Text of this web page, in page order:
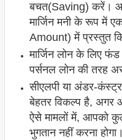
बचत(Saving) करें।
मार्जिन मनी के रूप में
Amount) में प्रस्तुत
मार्जिन लोन के लिए
पर्सनल लोन की तरह
सीएलपी या अंडर-
बेहतर विकल्प है, अगर
ऐसे मामलों में, आपको
भुगतान नहीं करना होगा।